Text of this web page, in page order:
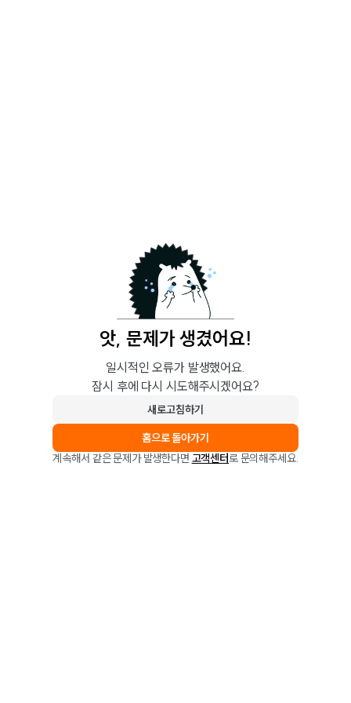
앗, 문제가 생겼어요!
일시적인 오류가 발생했어요.
잠시 후에 다시 시도해주시겠어요?
새로고침하기
홈으로 돌아가기
계속해서 같은 문제가 발생한다면 고객센터로 문의해주세요.